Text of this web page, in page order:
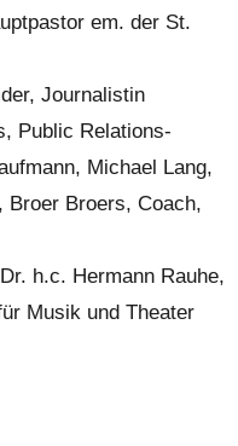
em. der St.
Journalistin
Public Relations-
Michael Lang,
Broer Broers, Coach,
h.c. Hermann Rauhe,
Musik und Theater